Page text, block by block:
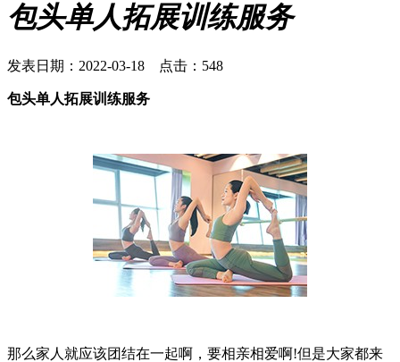
包头单人拓展训练服务
发表日期：2022-03-18 点击：548
包头单人拓展训练服务
那么家人就应该团结在一起啊，要相亲相爱啊!但是大家都来